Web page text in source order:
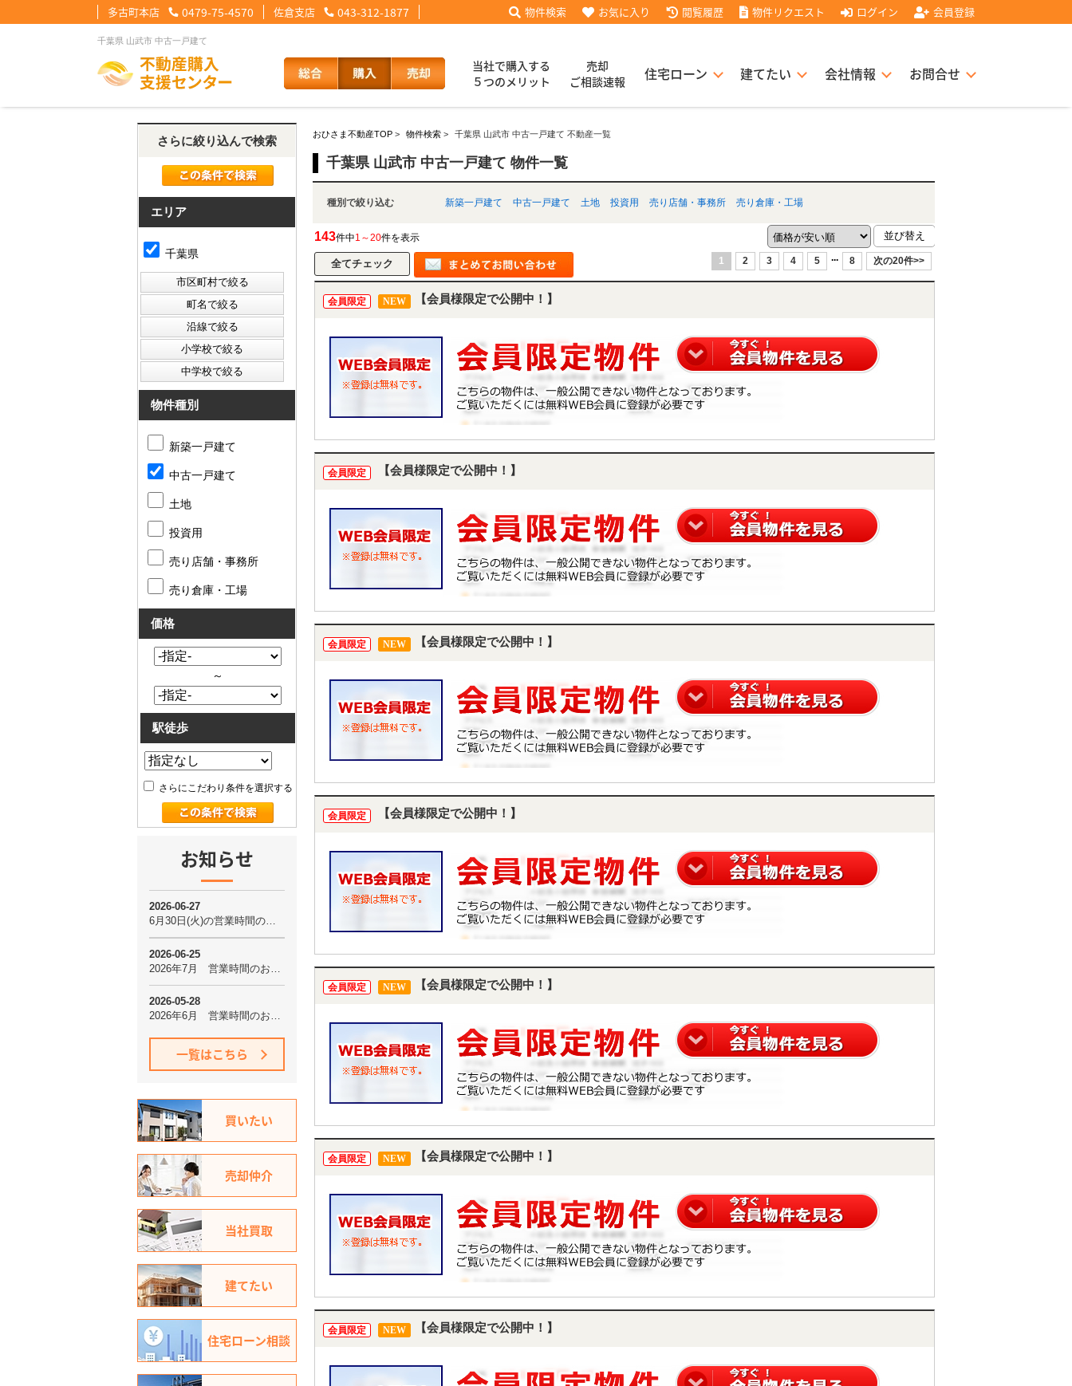
千葉県 山武市 中古一戸建て
多古町本店 0479-75-4570 佐倉支店 043-312-1877 物件検索 お気に入り 閲覧履歴 物件リクエスト ログイン 会員登録
当社で購入する
５つのメリット
売却
ご相談速報
住宅ローン
【住宅ローンメニュー】
住宅ローンに強い理由 住宅ローン裏話【買主会員限定】
建てたい 会社情報
【会社情報メニュー】
会社概要 スタッフ紹介 スタッフブログ お客様の声
その他の事業紹介 健康経営優良法人2025 採用情報
お問合せ
【お問合せメニュー】
メール問合せ LINE問合せ 来店予約 査定依頼 協力業者様募集
おひさま不動産TOP > 物件検索 > 千葉県 山武市 中古一戸建て 不動産一覧
千葉県 山武市 中古一戸建て 物件一覧
種別で絞り込む 新築一戸建て 中古一戸建て 土地 投資用 売り店舗・事務所 売り倉庫・工場
143件中1～20件を表示
1 2 3 4 5 ... 8 次の20件>>
会員限定 NEW 【会員様限定で公開中！】
会員限定 【会員様限定で公開中！】
会員限定 NEW 【会員様限定で公開中！】
会員限定 【会員様限定で公開中！】
会員限定 NEW 【会員様限定で公開中！】
会員限定 NEW 【会員様限定で公開中！】
会員限定 NEW 【会員様限定で公開中！】
さらに絞り込んで検索
エリア
千葉県
物件種別
新築一戸建て
中古一戸建て
土地
投資用
売り店舗・事務所
売り倉庫・工場
価格
～
駅徒歩
さらにこだわり条件を選択する
お知らせ
一覧はこちら
買いたい
売却仲介
当社買取
建てたい
住宅ローン相談